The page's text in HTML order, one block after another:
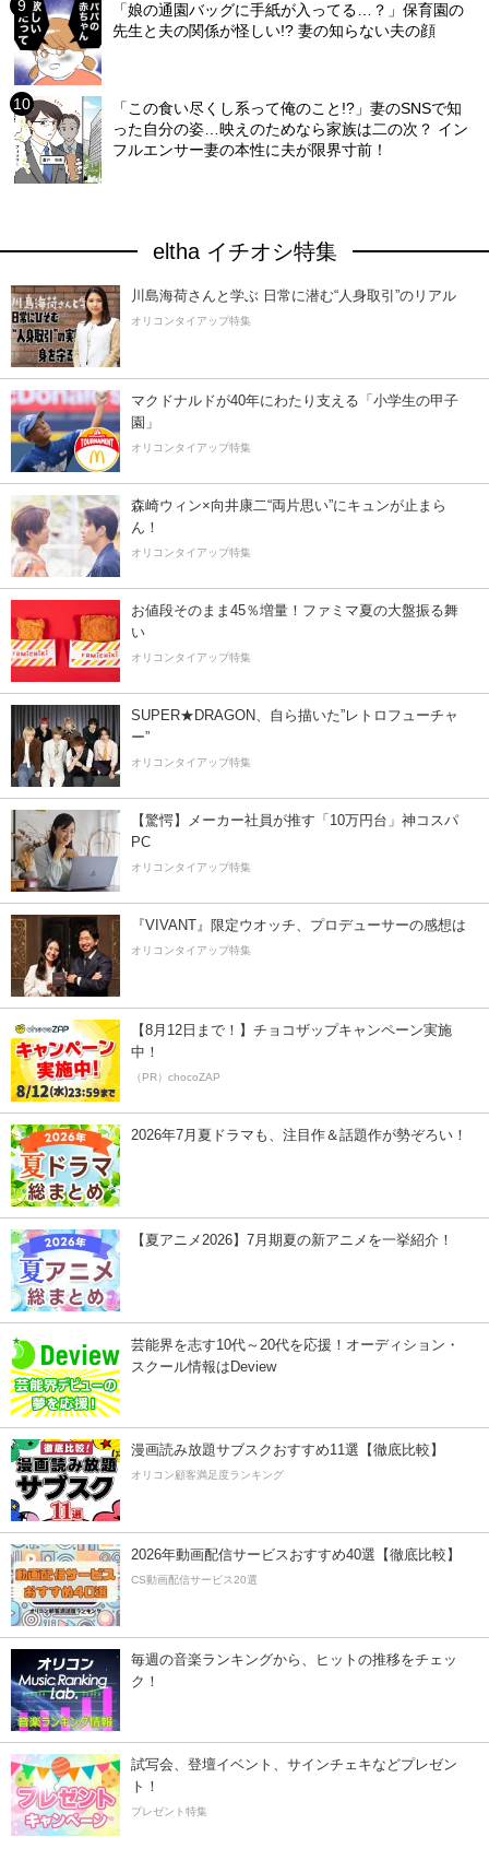
「娘の通園バッグに手紙が入ってる…？」保育園の
先生と夫の関係が怪しい!? 妻の知らない夫の顔
「この食い尽くし系って俺のこと!?」妻のSNSで知
った自分の姿…映えのためなら家族は二の次？ イン
フルエンサー妻の本性に夫が限界寸前！
eltha イチオシ特集
川島海荷さんと学ぶ 日常に潜む“人身取引”のリアル
オリコンタイアップ特集
マクドナルドが40年にわたり支える「小学生の甲子
園」
オリコンタイアップ特集
森崎ウィン×向井康二“両片思い”にキュンが止まら
ん！
オリコンタイアップ特集
お値段そのまま45％増量！ファミマ夏の大盤振る舞
い
オリコンタイアップ特集
SUPER★DRAGON、自ら描いた”レトロフューチャ
ー”
オリコンタイアップ特集
【驚愕】メーカー社員が推す「10万円台」神コスパ
PC
オリコンタイアップ特集
『VIVANT』限定ウオッチ、プロデューサーの感想は
オリコンタイアップ特集
【8月12日まで！】チョコザップキャンペーン実施
中！
（PR）chocoZAP
2026年7月夏ドラマも、注目作＆話題作が勢ぞろい！
【夏アニメ2026】7月期夏の新アニメを一挙紹介！
芸能界を志す10代～20代を応援！オーディション・
スクール情報はDeview
漫画読み放題サブスクおすすめ11選【徹底比較】
オリコン顧客満足度ランキング
2026年動画配信サービスおすすめ40選【徹底比較】
CS動画配信サービス20選
毎週の音楽ランキングから、ヒットの推移をチェッ
ク！
試写会、登壇イベント、サインチェキなどプレゼン
ト！
プレゼント特集